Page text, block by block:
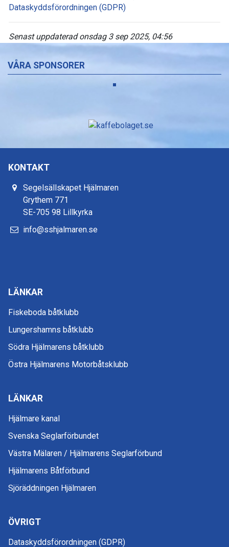
Dataskyddsförordningen (GDPR)
Senast uppdaterad onsdag 3 sep 2025, 04:56
VÅRA SPONSORER
KONTAKT
Segelsällskapet Hjälmaren
Grythem 771
SE-705 98 Lillkyrka
info@sshjalmaren.se
LÄNKAR
Fiskeboda båtklubb
Lungershamns båtklubb
Södra Hjälmarens båtklubb
Östra Hjälmarens Motorbåtsklubb
LÄNKAR
Hjälmare kanal
Svenska Seglarförbundet
Västra Mälaren / Hjälmarens Seglarförbund
Hjälmarens Båtförbund
Sjöräddningen Hjälmaren
ÖVRIGT
Dataskyddsförordningen (GDPR)